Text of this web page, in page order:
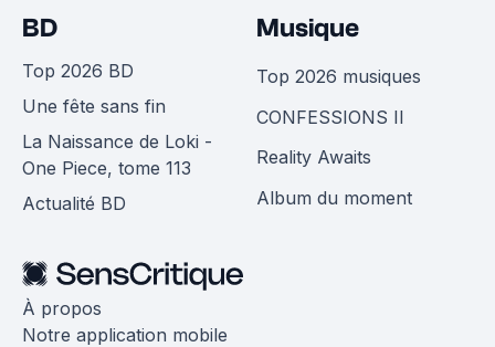
BD
Top 2026 BD
Une fête sans fin
La Naissance de Loki -
One Piece, tome 113
Actualité BD
Musique
Top 2026 musiques
CONFESSIONS II
Reality Awaits
Album du moment
À propos
Notre application mobile